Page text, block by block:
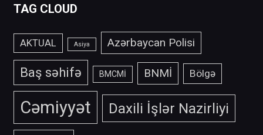
TAG CLOUD
AKTUAL Asiya Azərbaycan Polisi
Baş səhifə BMCMİ BNMİ Bölgə
Cəmiyyət Daxili İşlər Nazirliyi